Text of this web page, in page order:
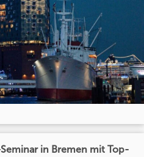
in Bremen mit Top-